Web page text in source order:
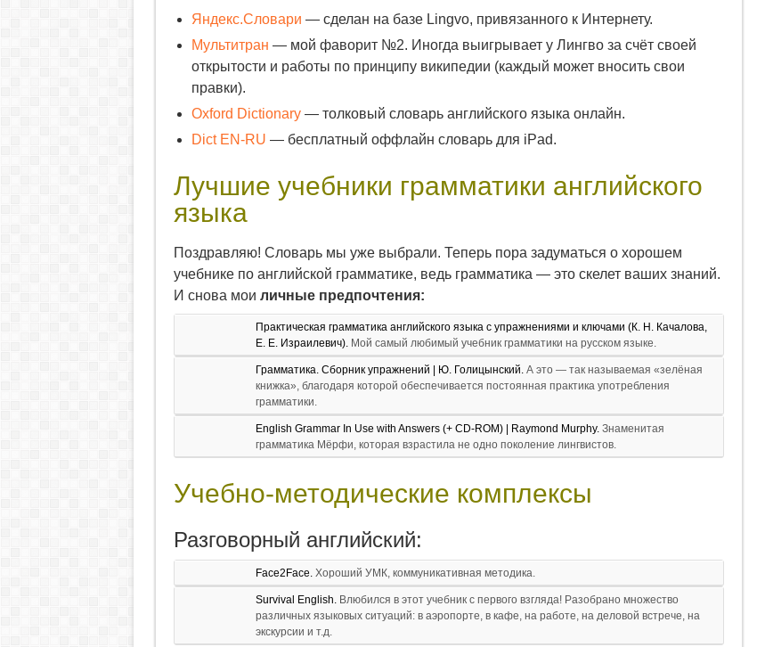
Яндекс.Словари — сделан на базе Lingvo, привязанного к Интернету.
Мультитран — мой фаворит №2. Иногда выигрывает у Лингво за счёт своей
открытости и работы по принципу википедии (каждый может вносить свои
правки).
Oxford Dictionary— толковый словарь английского языка онлайн.
Dict EN-RU — бесплатный оффлайн словарь для iPad.
Лучшие учебники грамматики английского
языка
Поздравляю! Словарь мы уже выбрали. Теперь пора задуматься о хорошем
учебнике по английской грамматике, ведь грамматика — это скелет ваших знаний.
И снова мои личные предпочтения:
Практическая грамматика английского языка с упражнениями и ключами (К. Н. Качалова,
Е. Е. Израилевич).Мой самый любимый учебник грамматики на русском языке.
Грамматика. Сборник упражнений | Ю. Голицынский.А это — так называемая «зелёная
книжка», благодаря которой обеспечивается постоянная практика употребления
грамматики.
English Grammar In Use with Answers (+ CD-ROM) | Raymond Murphy.Знаменитая
грамматика Мёрфи, которая взрастила не одно поколение лингвистов.
Учебно-методические комплексы
Разговорный английский:
Face2Face.Хороший УМК, коммуникативная методика.
Survival English.Влюбился в этот учебник с первого взгляда! Разобрано множество
различных языковых ситуаций: в аэропорте, в кафе, на работе, на деловой встрече, на
экскурсии и т.д.